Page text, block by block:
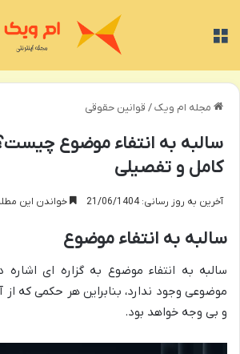
مجله ام ویک/ قوانین حقوقی
سالبه به انتفاء موضوع
کامل و تفصیلی
آخرین به روز رسانی: 21/06/1404 خواندن این مطلب 12 دقیقه زمان
سالبه به انتفاء موضوع
سالبه به انتفاء موضوع به گزاره ای
موضوعی وجود ندارد، بنابراین هر حکمی که
و بی وجه خواهد بود.